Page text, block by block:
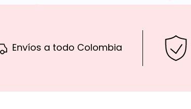
Envíos a todo Colombia